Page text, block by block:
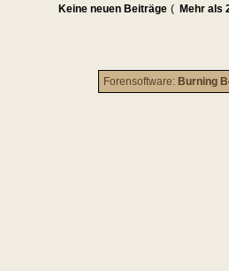
Keine neuen Beiträge ( Mehr als
Forensoftware: Burning